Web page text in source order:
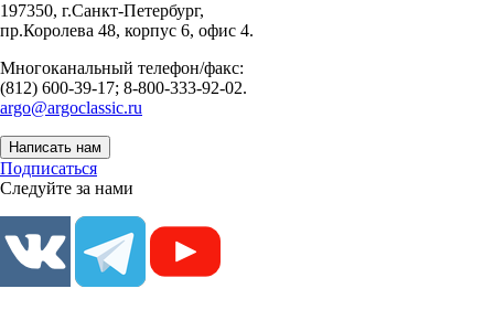
197350, г.Санкт-Петербург,
пр.Королева 48, корпус 6, офис 4.
Многоканальный телефон/факс:
(812) 600-39-17; 8-800-333-92-02.
argo@argoclassic.ru
Написать нам
Подписаться
Следуйте за нами